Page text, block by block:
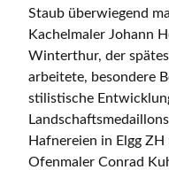
Staub überwiegend
Kachelmaler Johann
Winterthur, der
arbeitete, besondere
stilistische
Hafnereien in Elgg
Ofenmaler Conrad